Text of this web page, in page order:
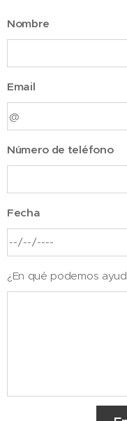
Nombre
Email
Número de teléfono
Fecha
¿En qué podemos